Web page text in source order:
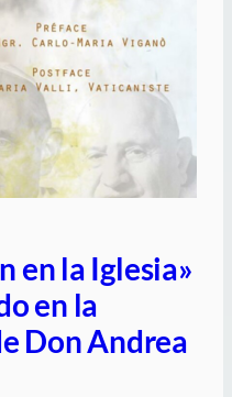
en la Iglesia»
en la
Don Andrea